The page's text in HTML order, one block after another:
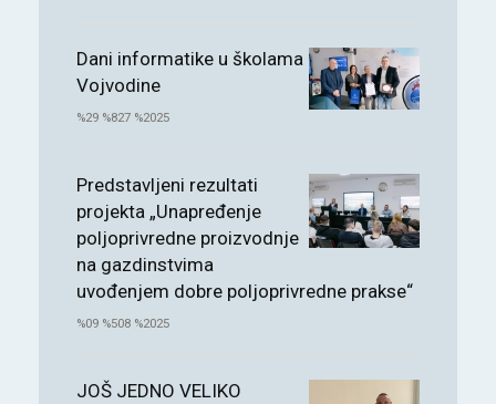
Dani informatike u školama
Vojvodine
%29 %827 %2025
Predstavljeni rezultati
projekta „Unapređenje
poljoprivredne proizvodnje
na gazdinstvima
uvođenjem dobre poljoprivredne prakse“
%09 %508 %2025
JOŠ JEDNO VELIKO